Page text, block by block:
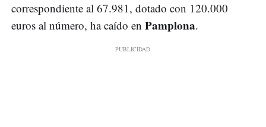
correspondiente al 67.981, dotado con 120.000
euros al número, ha caído en Pamplona.